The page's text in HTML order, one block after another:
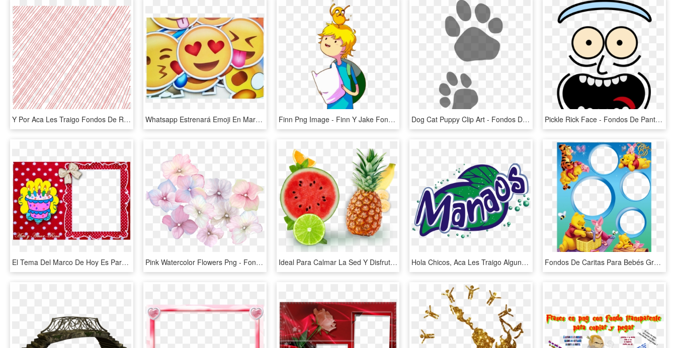
Y Por Aca Les Traigo Fondos De Rayas Png Se Ben Muy - Png Para Fondo, Transparent Png Whatsapp Estrenará Emoji En Marzo Y Hay Quienes Están - Para Fondos De Gmail, HD Png Download Finn Png Image - Finn Y Jake Fondos De Pantalla Para Celular, Transparent Png Dog Cat Puppy Clip Art - Fondos De Patitas De Perros Y Gatos, HD Png Download Pickle Rick Face - Fondos De Pantalla De Rick Y Morty, HD Png Download
El Tema Del Marco De Hoy Es Para Un Cumpleaños Infantil, - Marcos De Cumpleaños Para, HD Png Download Pink Watercolor Flowers Png - Fondos De Flores Y Mariposas, Transparent Png Ideal Para Calmar La Sed Y Disfrutar De Todo El Sabor - Fondos Para Cartas De Jugueria, HD Png Download Hola Chicos, Aca Les Traigo Algunas Imagenes Para Sus - Skin De Manaos Sven Coop, HD Png Download Fondos De Caritas Para Bebés Gratis - Fondos Para Fotos De Bebes, HD Png Download